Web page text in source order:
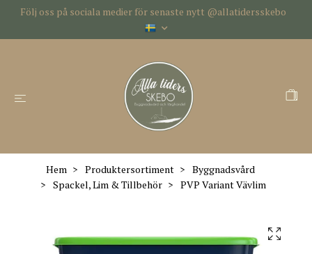
Följ oss på sociala medier för senaste nytt @allatidersskebo
Hem Produktersortiment
Byggnadsvård
Spackel, Lim & Tillbehör
PVP Variant Vävlim